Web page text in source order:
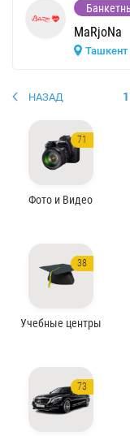
MaRjoNa
Ташкент
НАЗАД 1
71
Фото и Видео
38
Учебные центры
73